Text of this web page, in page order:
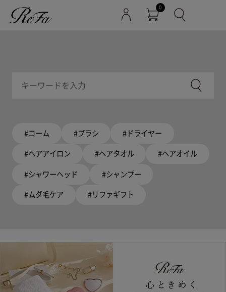
0
#コーム #ブラシ #ドライヤー
#ヘアアイロン #ヘアタオル #ヘアオイル
#シャワーヘッド #シャンプー
#ムダ毛ケア #リファギフト